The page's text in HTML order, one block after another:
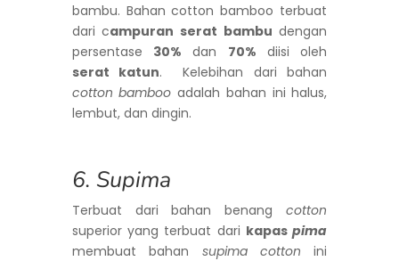
bambu. Bahan cotton bamboo terbuat
dari campuran serat bambu dengan
persentase 30% dan 70% diisi oleh
serat katun. Kelebihan dari bahan
cotton bamboo adalah bahan ini halus,
lembut, dan dingin.
6. Supima
Terbuat dari bahan benangcotton
superior yang terbuat dari kapaspima
membuat bahan supima cotton ini